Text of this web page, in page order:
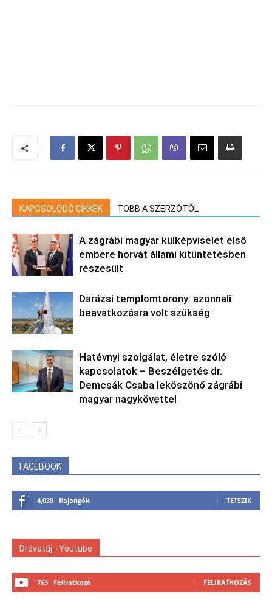
KAPCSOLÓDÓ CIKKEK TÖBB A SZERZŐTŐL
A zágrábi magyar külképviselet első
embere horvát állami kitüntetésben
részesült
Darázsi templomtorony: azonnali
beavatkozásra volt szükség
Hatévnyi szolgálat, életre szóló
kapcsolatok – Beszélgetés dr.
Demcsák Csaba leköszönő zágrábi
magyar nagykövettel
FACEBOOK
4,039 Rajongók TETSZIK
Drávatáj - Youtube
763 Feliratkozó FELIRATKOZÁS